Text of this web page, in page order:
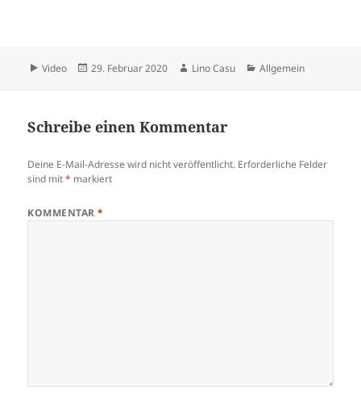
Format
Video
Veröffentlicht
29. Februar 2020 Autor
Lino Casu Kategorien
Allgemein
Schreibe einen Kommentar
Deine E-Mail-Adresse wird nicht veröffentlicht. Erforderliche Felder
sind mit* markiert
KOMMENTAR*